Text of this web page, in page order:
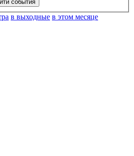
в выходные в этом месяце